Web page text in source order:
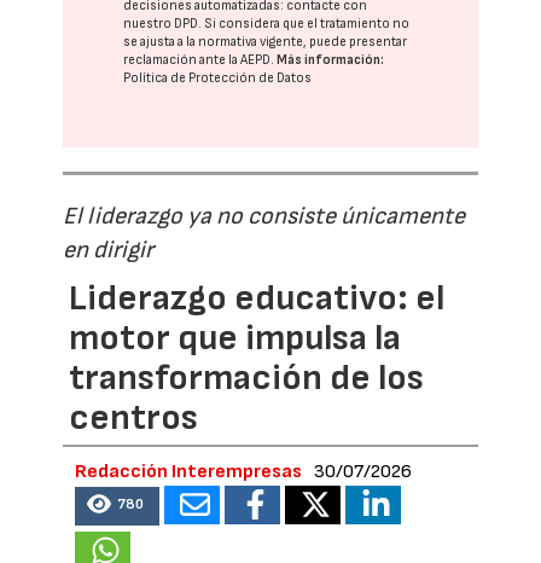
decisiones automatizadas: contacte con
nuestro DPD. Si considera que el tratamiento no
se ajusta a la normativa vigente, puede presentar
reclamación ante laAEPD.Más información:
Política de Protección de Datos
El liderazgo ya no consiste únicamente
en dirigir
Liderazgo educativo: el
motor que impulsa la
transformación de los
centros
Redacción Interempresas 30/07/2026
780